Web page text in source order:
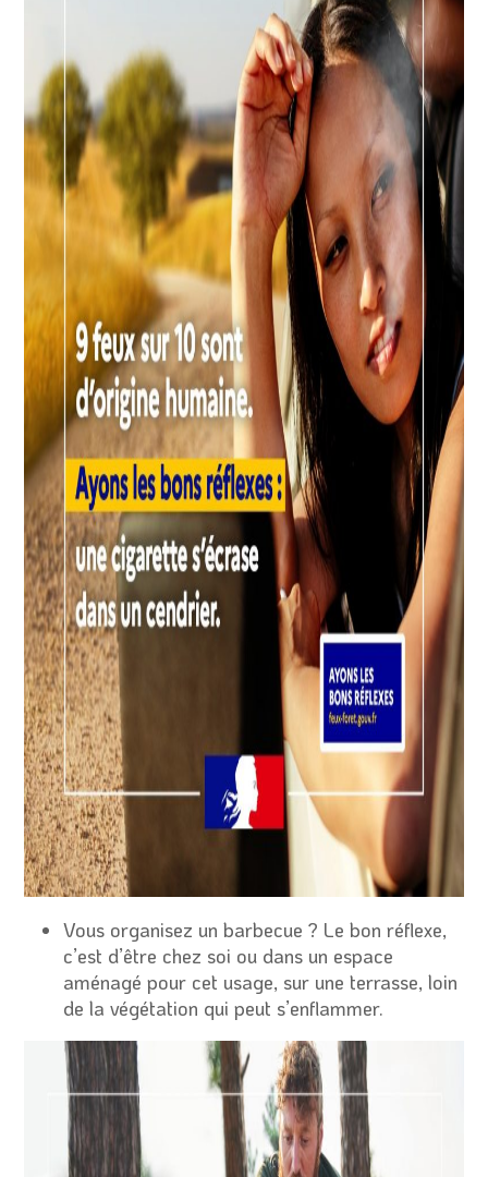
Vous organisez un barbecue ? Le bon réflexe,
c’est d’être chez soi ou dans un espace
aménagé pour cet usage, sur une terrasse, loin
de la végétation qui peut s’enflammer.